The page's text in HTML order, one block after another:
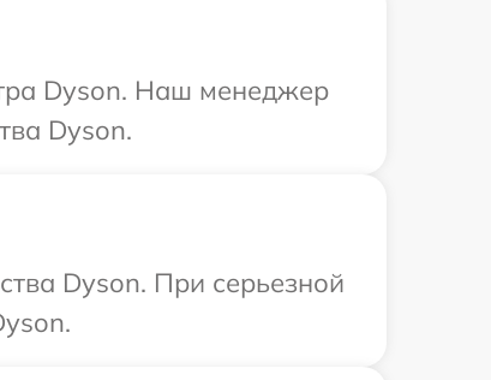
Dyson. Наш менеджер
Dyson.
Dyson. При серьезной